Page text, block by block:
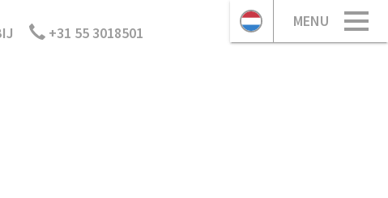
MENU
+31 55 3018501